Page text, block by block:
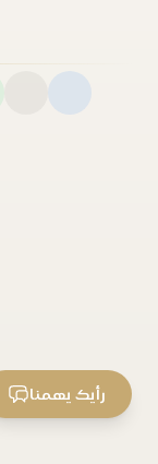
رأيك يهمنا